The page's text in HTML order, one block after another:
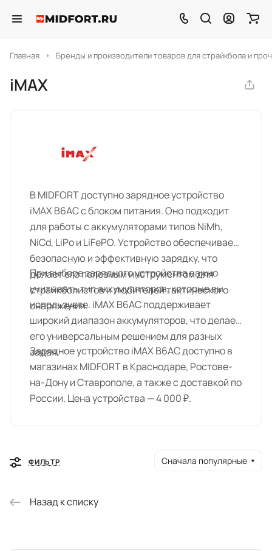
Главная Бренды и производители товаров для страйкбола и
iMAX
В MIDFORT доступно зарядное устройство
iMAX B6AC с блоком питания. Оно подходит
для работы с аккумуляторами типов NiMh,
NiCd, LiPo и LiFePO. Устройство обеспечивает
безопасную и эффективную зарядку, что
делает его полезным инструментом для
страйкболистов и любителей тактического
снаряжения.
При выборе зарядного устройства важно
учитывать тип аккумуляторов, которые вы
используете. iMAX B6AC поддерживает
широкий диапазон аккумуляторов, что делает
его универсальным решением для разных
задач.
Зарядное устройство iMAX B6AC доступно в
магазинах MIDFORT в Краснодаре, Ростове-
на-Дону и Ставрополе, а также с доставкой по
России. Цена устройства — 4 000 ₽.
ФИЛЬТР Сначала популярные
Назад к списку